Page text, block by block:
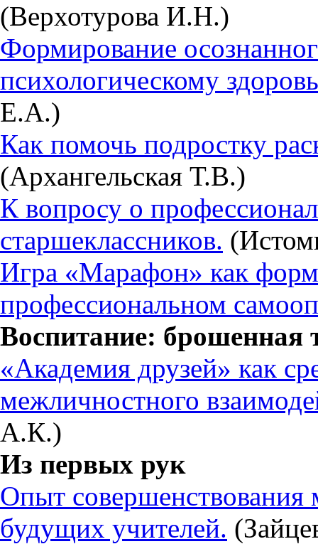
(Верхотурова И.Н.)
Формирование
психологическому
Е.А.)
Как помочь подростку
(Архангельская Т.В.)
К вопросу о
старшеклассников.
Игра «Марафон» как
профессиональном
Воспитание: брошенная
«Академия друзей» как
межличностного
А.К.)
Из первых рук
Опыт совершенствования
будущих учителей.